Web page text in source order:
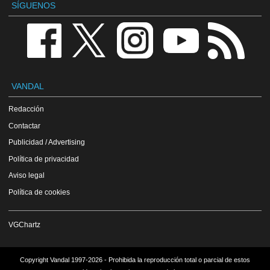
SÍGUENOS
VANDAL
Redacción
Contactar
Publicidad / Advertising
Política de privacidad
Aviso legal
Política de cookies
VGChartz
Copyright Vandal 1997-2026 - Prohibida la reproducción total o parcial de estos